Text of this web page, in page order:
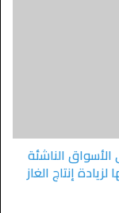
الناشئة
لزيادة إنتاج الغاز